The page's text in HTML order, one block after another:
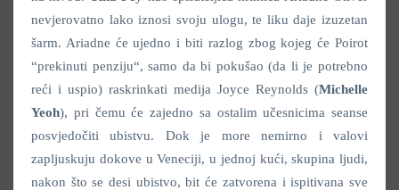
nevjerovatno lako iznosi svoju ulogu, te liku daje izuzetan
šarm. Ariadne će ujedno i biti razlog zbog kojeg će Poirot
“prekinuti penziju“, samo da bi pokušao (da li je potrebno
reći i uspio) raskrinkati medija Joyce Reynolds (Michelle
Yeoh), pri čemu će zajedno sa ostalim učesnicima seanse
posvjedočiti ubistvu. Dok je more nemirno i valovi
zapljuskuju dokove u Veneciji, u jednoj kući, skupina ljudi,
nakon što se desi ubistvo, bit će zatvorena i ispitivana sve